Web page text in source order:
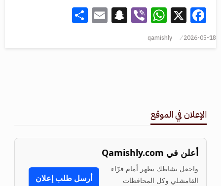
Facebook
X
WhatsApp
Viber
Snapchat
Email
2026-05-18
qamishly
الإعلان في الموقع
أعلن في Qamishly.com
واجعل نشاطك يظهر أمام قرّاء
القامشلي وكل المحافظات
أرسل طلب إعلان